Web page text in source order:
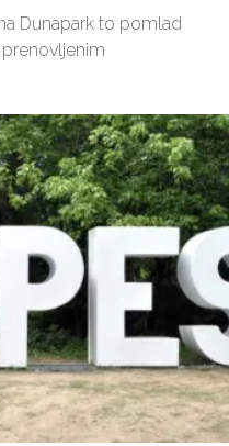
Dunapark to pomlad